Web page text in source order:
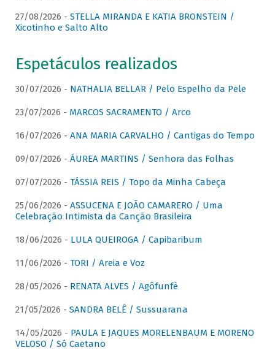
27/08/2026 - STELLA MIRANDA E KATIA BRONSTEIN /
Xicotinho e Salto Alto
Espetáculos realizados
30/07/2026 - NATHALIA BELLAR / Pelo Espelho da Pele
23/07/2026 - MARCOS SACRAMENTO / Arco
16/07/2026 - ANA MARIA CARVALHO / Cantigas do Tempo
09/07/2026 - ÁUREA MARTINS / Senhora das Folhas
07/07/2026 - TÁSSIA REIS / Topo da Minha Cabeça
25/06/2026 - ASSUCENA E JOÃO CAMARERO / Uma
Celebração Intimista da Canção Brasileira
18/06/2026 - LULA QUEIROGA / Capibaribum
11/06/2026 - TORI / Areia e Voz
28/05/2026 - RENATA ALVES / Agôfunfè
21/05/2026 - SANDRA BELÊ / Sussuarana
14/05/2026 - PAULA E JAQUES MORELENBAUM E MORENO
VELOSO / Só Caetano